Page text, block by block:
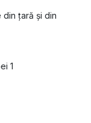
țară și din
1